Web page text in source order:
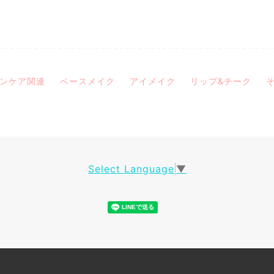
ケア関連 ベースメイク アイメイク リップ&チーク
Select Language ▼